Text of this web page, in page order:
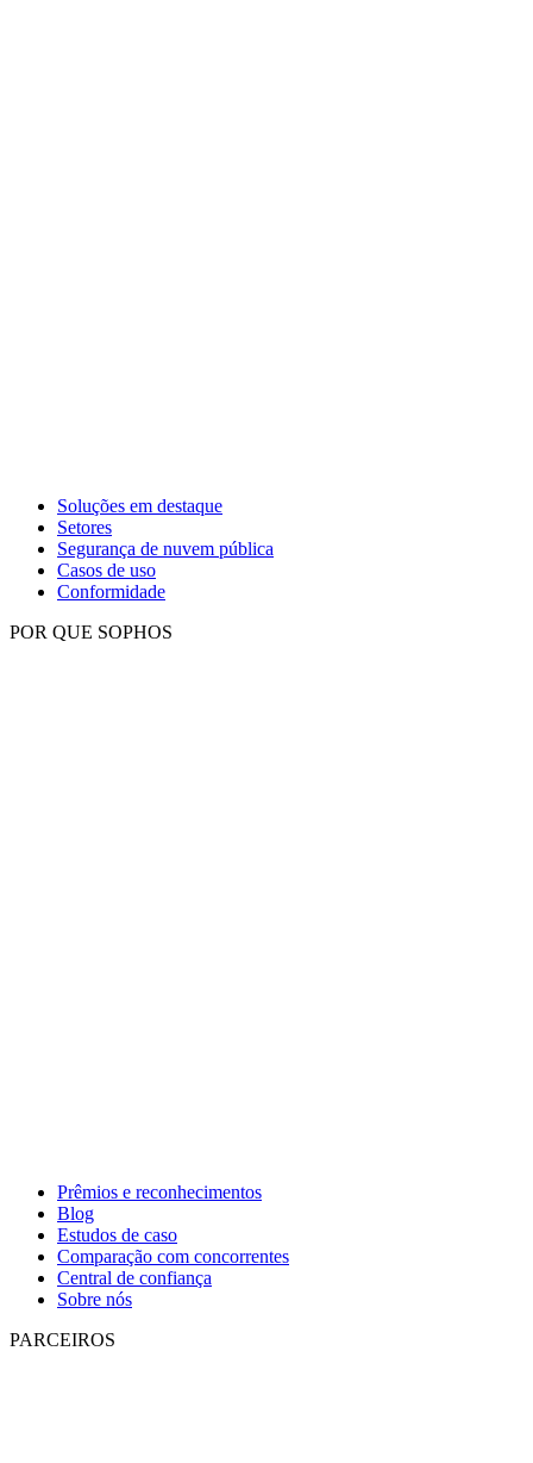
Soluções em destaque
Setores
Segurança de nuvem pública
Casos de uso
Conformidade
POR QUE SOPHOS
Prêmios e reconhecimentos
Blog
Estudos de caso
Comparação com concorrentes
Central de confiança
Sobre nós
PARCEIROS